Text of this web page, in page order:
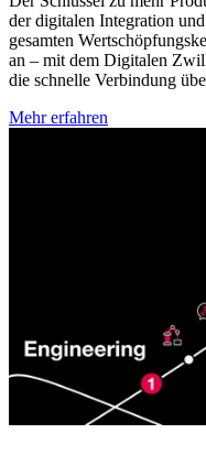
der digitalen Integration
gesamten
an – mit dem Digitalen
die schnelle Verbindung
Mehr erfahren